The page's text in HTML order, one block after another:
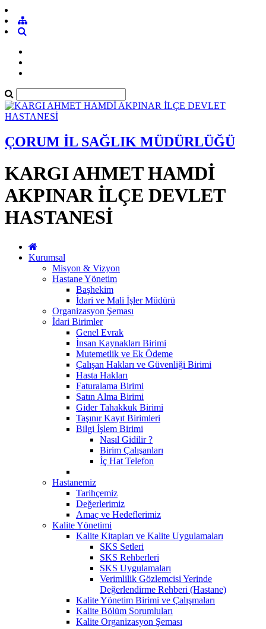
ÇORUM İL SAĞLIK MÜDÜRLÜĞÜ
KARGI AHMET HAMDİ
AKPINAR İLÇE DEVLET
HASTANESİ
Kurumsal
Misyon & Vizyon
Hastane Yönetim
Başhekim
İdari ve Mali İşler Müdürü
Organizasyon Şeması
İdari Birimler
Genel Evrak
İnsan Kaynakları Birimi
Mutemetlik ve Ek Ödeme
Çalışan Hakları ve Güvenliği Birimi
Hasta Hakları
Faturalama Birimi
Satın Alma Birimi
Gider Tahakkuk Birimi
Taşınır Kayıt Birimleri
Bilgi İşlem Birimi
Nasıl Gidilir ?
Birim Çalışanları
İç Hat Telefon
Hastanemiz
Tarihçemiz
Değerlerimiz
Amaç ve Hedeflerimiz
Kalite Yönetimi
Kalite Kitapları ve Kalite Uygulamaları
SKS Setleri
SKS Rehberleri
SKS Uygulamaları
Verimlilik Gözlemcisi Yerinde
Değerlendirme Rehberi (Hastane)
Kalite Yönetim Birimi ve Çalışmaları
Kalite Bölüm Sorumluları
Kalite Organizasyon Şeması